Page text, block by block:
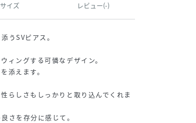
サイズ レビュー(-)
うSVピアス。
ィングする可憐なデザイン。
添えます。
らしさもしっかりと取り込んでくれま
さを存分に感じて。